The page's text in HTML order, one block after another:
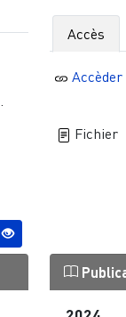
Accès
Fichier